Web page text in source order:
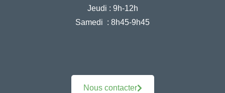
Jeudi : 9h-12h
Samedi : 8h45-9h45
Nous contacter